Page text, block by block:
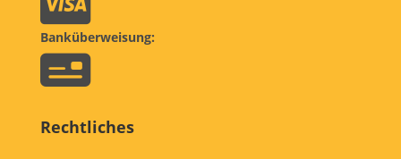
Banküberweisung:
Rechtliches